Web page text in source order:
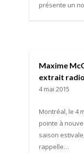
présente un
Maxime
extrait radio
4 mai 2015
Montréal, le 4
pointe à
saison
rappelle…